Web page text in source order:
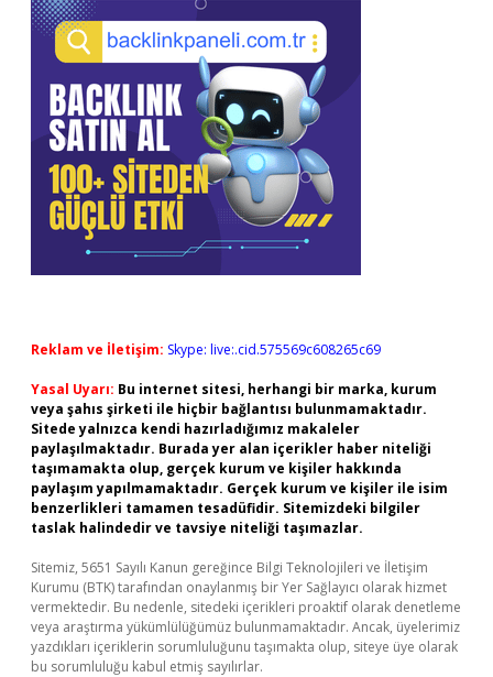
Reklam ve İletişim: Skype: live:.cid.575569c608265c69
Yasal Uyarı: Bu internet sitesi, herhangi bir marka, kurum
veya şahıs şirketi ile hiçbir bağlantısı bulunmamaktadır.
Sitede yalnızca kendi hazırladığımız makaleler
paylaşılmaktadır. Burada yer alan içerikler haber niteliği
taşımamakta olup, gerçek kurum ve kişiler hakkında
paylaşım yapılmamaktadır. Gerçek kurum ve kişiler ile isim
benzerlikleri tamamen tesadüfidir. Sitemizdeki bilgiler
taslak halindedir ve tavsiye niteliği taşımazlar.
Sitemiz, 5651 Sayılı Kanun gereğince Bilgi Teknolojileri ve İletişim
Kurumu (BTK) tarafından onaylanmış bir Yer Sağlayıcı olarak hizmet
vermektedir. Bu nedenle, sitedeki içerikleri proaktif olarak denetleme
veya araştırma yükümlülüğümüz bulunmamaktadır. Ancak, üyelerimiz
yazdıkları içeriklerin sorumluluğunu taşımakta olup, siteye üye olarak
bu sorumluluğu kabul etmiş sayılırlar.